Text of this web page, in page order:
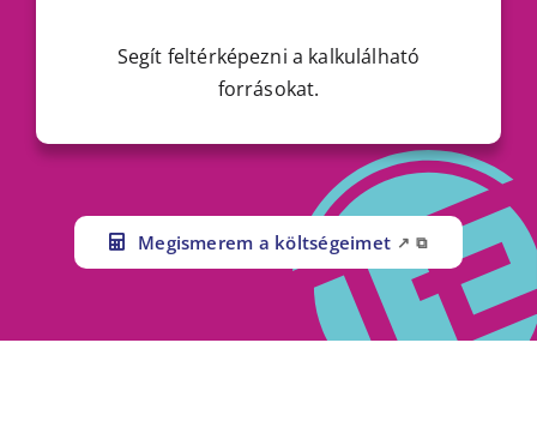
Segít feltérképezni a kalkulálható
forrásokat.
Megismerem a költségeimet ↗ ⧉